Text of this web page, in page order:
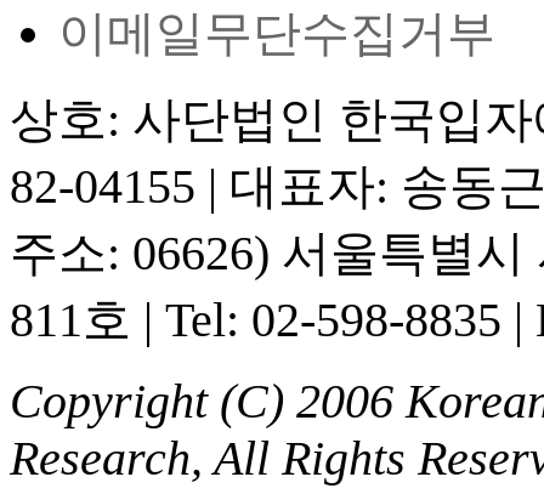
이메일무단수집거부
상호: 사단법인 한국입
82-04155 | 대표자: 송동
주소: 06626) 서울특별
811호 | Tel: 02-598-8835 |
Copyright (C) 2006
Research, All Rights